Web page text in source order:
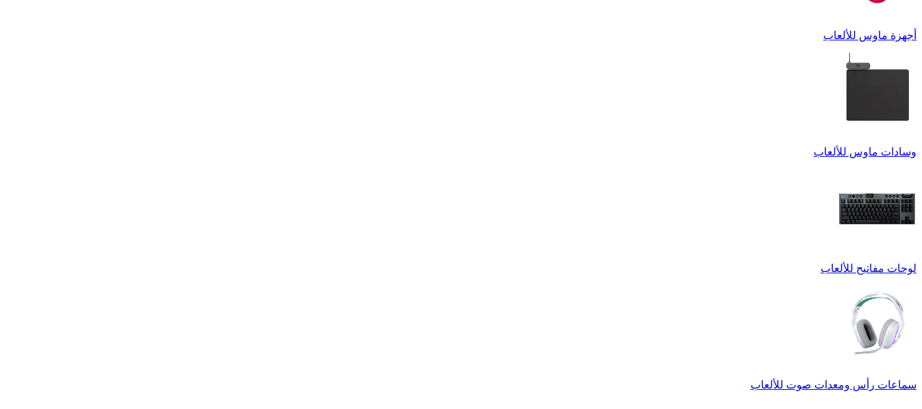
أجهزة ماوس للألعاب
وسادات ماوس للألعاب
لوحات مفاتيح للألعاب
سماعات رأس ومعدات صوت للألعاب